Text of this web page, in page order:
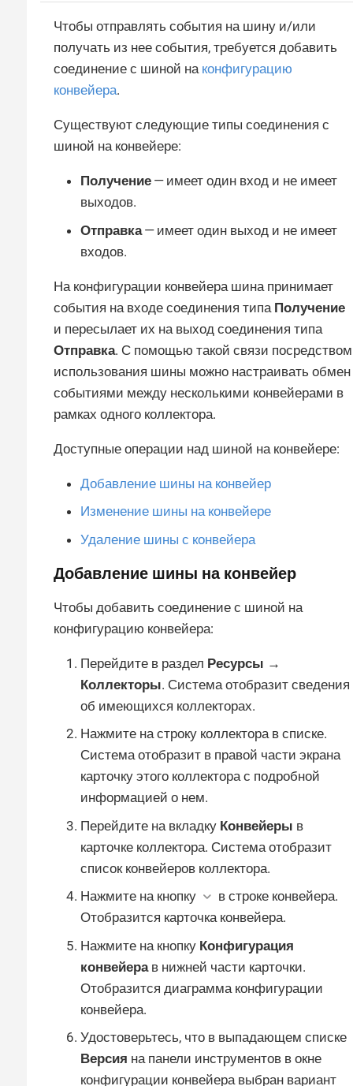
Чтобы отправлять события на шину и/или
получать из нее события, требуется добавить
соединение с шиной на конфигурацию
конвейера.
Существуют следующие типы соединения с
шиной на конвейере:
Получение — имеет один вход и не имеет
выходов.
Отправка— имеет один выход и не имеет
входов.
На конфигурации конвейера шина принимает
события на входе соединения типа Получение
и пересылает их на выход соединения типа
Отправка. С помощью такой связи посредством
использования шины можно настраивать обмен
событиями между несколькими конвейерами в
рамках одного коллектора.
Доступные операции над шиной на конвейере:
Добавление шины на конвейер
Изменение шины на конвейере
Удаление шины с конвейера
Добавление шины на конвейер
Чтобы добавить соединение с шиной на
конфигурацию конвейера:
Перейдите в раздел Ресурсы →
Коллекторы. Система отобразит сведения
об имеющихся коллекторах.
Нажмите на строку коллектора в списке.
Система отобразит в правой части экрана
карточку этого коллектора с подробной
информацией о нем.
Перейдите на вкладку Конвейеры в
карточке коллектора. Система отобразит
список конвейеров коллектора.
Нажмите на кнопку
в строке конвейера.
Отобразится карточка конвейера.
Нажмите на кнопку Конфигурация
конвейерав нижней части карточки.
Отобразится диаграмма конфигурации
конвейера.
Удостоверьтесь, что в выпадающем списке
Версия на панели инструментов в окне
конфигурации конвейера выбран вариант